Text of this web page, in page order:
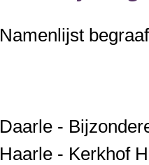
Namenlijst
Daarle -
Haarle - Kerkhof